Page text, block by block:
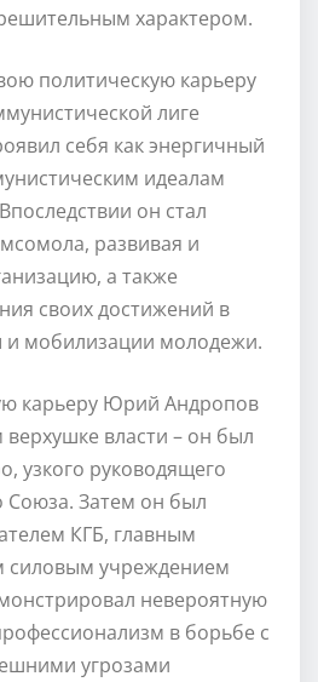
характером.
политическую карьеру
лиге
себя как энергичный
идеалам
он стал
развивая и
а также
своих достижений в
и мобилизации молодежи.
карьеру Юрий Андропов
власти – он был
узкого руководящего
Союза. Затем он был
КГБ, главным
силовым учреждением
невероятную
в борьбе с
угрозами